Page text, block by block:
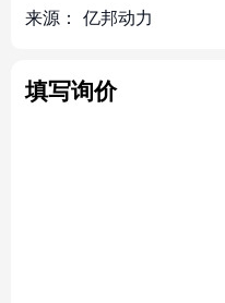
来源： 亿邦动力
填写询价